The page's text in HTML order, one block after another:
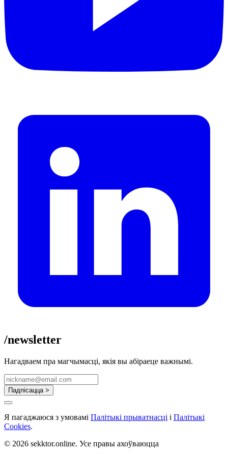
/newsletter
Нагадваем пра магчымасці, якія вы абіраеце важнымі.
Падпісацца >
Я пагаджаюся з умовамі Палітыкі прыватнасці і Палітыкі
Cookies.
© 2026 sekktor.online. Усе правы ахоўваюцца